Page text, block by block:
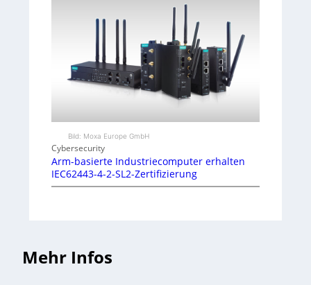
Bild: Moxa Europe GmbH
Cybersecurity
Arm-basierte Industriecomputer erhalten
IEC62443-4-2-SL2-Zertifizierung
Mehr Infos